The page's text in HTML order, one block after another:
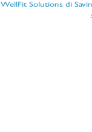
WellFit Solutions di